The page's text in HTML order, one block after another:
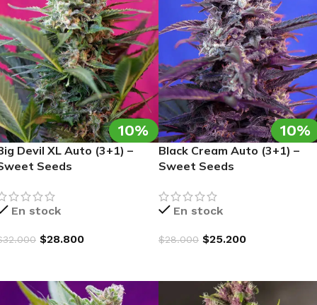
10%
Devil XL Auto (3+1) –
Seeds
En stock
32.000 $28.800
10%
Black Cream Auto (3+1) –
Sweet Seeds
En stock
$28.000 $25.200